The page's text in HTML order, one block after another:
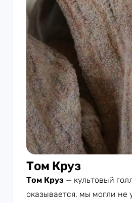
Том Круз
Том Круз — культовый
оказывается, мы могли не